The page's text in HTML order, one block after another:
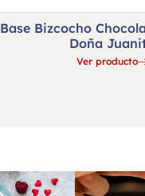
Base Bizcocho
Doña
Ver producto